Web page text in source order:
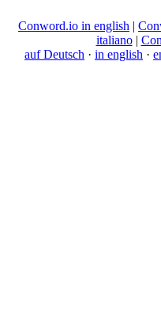
Conword.io in english |
italiano|
auf Deutsch · in english ·